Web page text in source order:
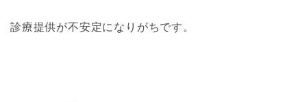
診療提供が不安定になりがちです。